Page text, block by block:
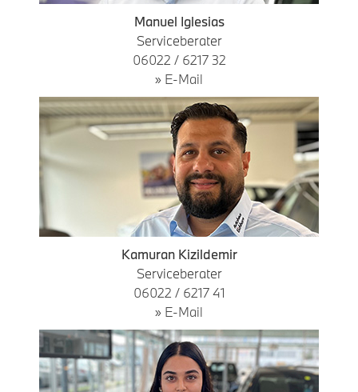
Manuel Iglesias
Serviceberater
06022 / 6217 32
» E-Mail
Kamuran Kizildemir
Serviceberater
06022 / 6217 41
» E-Mail